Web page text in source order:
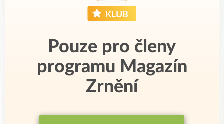
Pouze pro členy
programu Magazín
Zrnění